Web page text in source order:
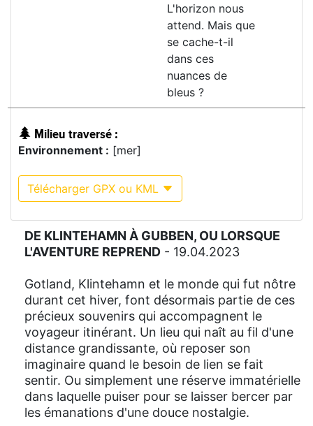
L'horizon nous
attend. Mais que
se cache-t-il
dans ces
nuances de
bleus ?
Milieu traversé :
Environnement : [mer]
Télécharger GPX ou KML
DE KLINTEHAMN À GUBBEN, OU LORSQUE
L'AVENTURE REPREND - 19.04.2023
Gotland, Klintehamn et le monde qui fut nôtre
durant cet hiver, font désormais partie de ces
précieux souvenirs qui accompagnent le
voyageur itinérant. Un lieu qui naît au fil d'une
distance grandissante, où reposer son
imaginaire quand le besoin de lien se fait
sentir. Ou simplement une réserve immatérielle
dans laquelle puiser pour se laisser bercer par
les émanations d'une douce nostalgie.